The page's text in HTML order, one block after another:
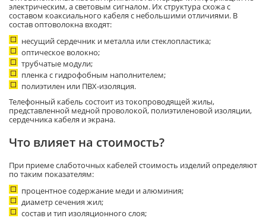
электрическим, а световым сигналом. Их структура схожа с
составом коаксиального кабеля с небольшими отличиями. В
состав оптоволокна входят:
несущий сердечник и металла или стеклопластика;
оптическое волокно;
трубчатые модули;
пленка с гидрофобным наполнителем;
полиэтилен или ПВХ-изоляция.
Телефонный кабель состоит из токопроводящей жилы,
представленной медной проволокой, полиэтиленовой изоляции,
сердечника кабеля и экрана.
Что влияет на стоимость?
При приеме слаботочных кабелей стоимость изделий определяют
по таким показателям:
процентное содержание меди и алюминия;
диаметр сечения жил;
состав и тип изоляционного слоя;